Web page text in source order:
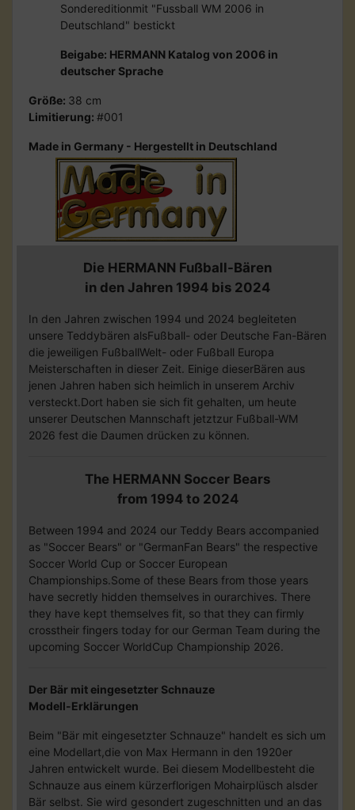
Sondereditionmit "Fussball WM 2006 in
Deutschland" bestickt
Beigabe: HERMANN Katalog von 2006 in
deutscher Sprache
Größe: 38 cm
Limitierung: #001
Made in Germany - Hergestellt in Deutschland
Die HERMANN Fußball-Bären
in den Jahren 1994 bis 2024
In den Jahren zwischen 1994 und 2024 begleiteten
unsere Teddybären alsFußball- oder Deutsche Fan-Bären
die jeweiligen FußballWelt- oder Fußball Europa
Meisterschaften in dieser Zeit. Einige dieserBären aus
jenen Jahren haben sich heimlich in unserem Archiv
versteckt.Dort haben sie sich fit gehalten, um heute
unserer Deutschen Mannschaft jetztzur Fußball-WM
2026 fest die Daumen drücken zu können.
The HERMANN Soccer Bears
from 1994 to 2024
Between 1994 and 2024 our Teddy Bears accompanied
as "Soccer Bears" or "GermanFan Bears" the respective
Soccer World Cup or Soccer European
Championships.Some of these Bears from those years
have secretly hidden themselves in ourarchives. There
they have kept themselves fit, so that they can firmly
crosstheir fingers today for our German Team during the
upcoming Soccer WorldCup Championship 2026.
Der Bär mit eingesetzter Schnauze
Modell-Erklärungen
Beim "Bär mit eingesetzter Schnauze" handelt es sich um
eine Modellart,die von Max Hermann in den 1920er
Jahren entwickelt wurde. Bei diesem Modellbesteht die
Schnauze aus einem kürzerflorigen Mohairplüsch alsder
Bär selbst. Sie wird gesondert zugeschnitten und an das